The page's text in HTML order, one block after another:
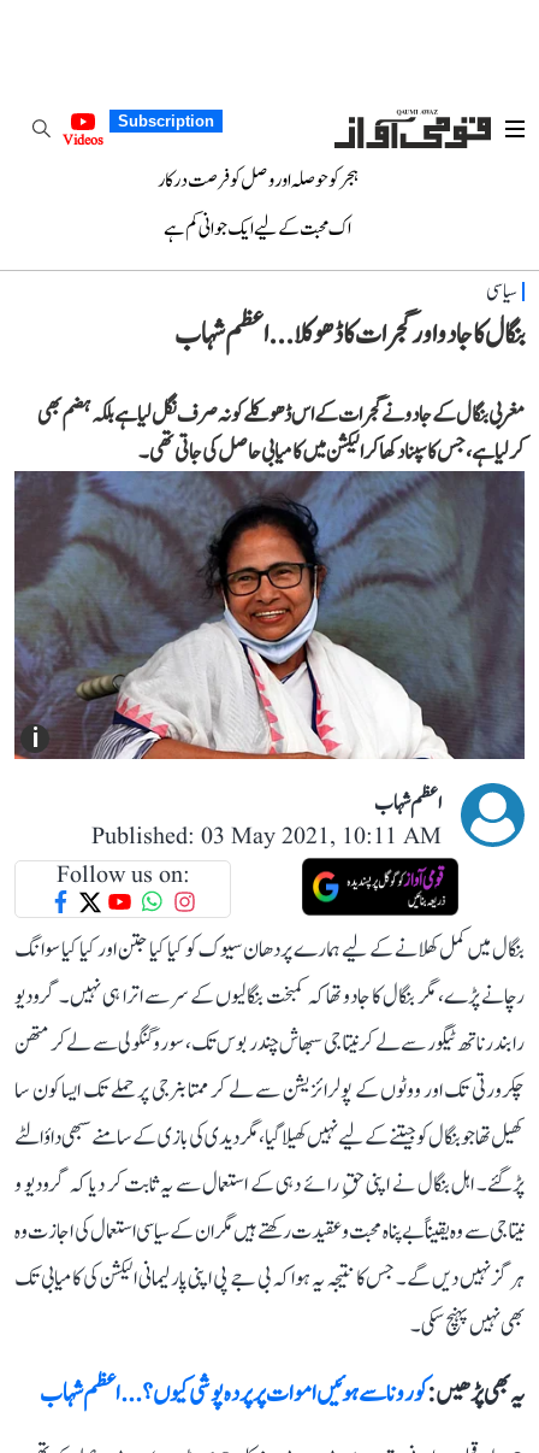
Subscription
Videos
ہجر کو حوصلہ اور وصل کو فرصت درکار
اک محبت کے لیے ایک جوانی کم ہے
سیاسی
بنگال کا جادو اور گجرات کا ڈھوکلا... اعظم شہاب
مغربی بنگال کے جادو نے گجرات کے اس ڈھوکلے کو نہ صرف نگل لیا ہے بلکہ ہضم بھی
کرلیا ہے، جس کا سپنا دکھا کر الیکشن میں کامیابی حاصل کی جاتی تھی۔
i
اعظم شہاب
Published: 03 May 2021, 10:11 AM
Follow us on:
بنگال میں کمل کھلانے کے لیے ہمارے پردھان سیوک کو کیا کیا جتن اور کیا کیا سوانگ
رچانے پڑے، مگر بنگال کا جادو تھا کہ کمبخت بنگالیوں کے سر سے اترا ہی نہیں۔ گرودیو
رابندرناتھ ٹیگور سے لے کر نیتاجی سبھاش چندر بوس تک، سوروگنگولی سے لے کر متھن
چکرورتی تک اور ووٹوں کے پولرائزیشن سے لے کر ممتا بنرجی پر حملے تک ایسا کون سا
کھیل تھا جو بنگال کو جیتنے کے لیے نہیں کھیلا گیا، مگر دیدی کی بازی کے سامنے سبھی داؤ الٹے
پڑگئے۔ اہل بنگال نے اپنی حقِ رائے دہی کے استعمال سے یہ ثابت کر دیا کہ گرودیو و
نیتاجی سے وہ یقیناً بے پناہ محبت وعقیدت رکھتے ہیں مگر ان کے سیاسی استعمال کی اجازت وہ
ہرگز نہیں دیں گے۔ جس کا نتیجہ یہ ہوا کہ بی جے پی اپنی پارلیمانی الیکشن کی کامیابی تک
بھی نہیں پہنچ سکی۔
یہ بھی پڑھیں :کورونا سے ہوئیں اموات پر پردہ پوشی کیوں؟... اعظم شہاب